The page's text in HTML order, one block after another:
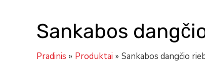
Sankabos
Pradinis Produktai Sankabos dangčio